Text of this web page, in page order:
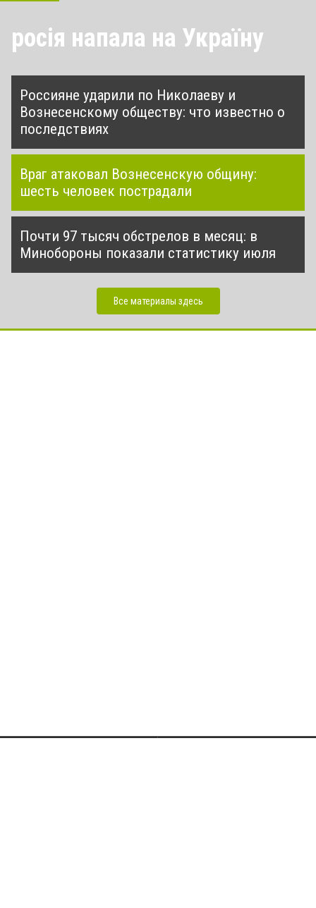
росія напала на Україну
Россияне ударили по Николаеву и
Вознесенскому обществу: что известно о
последствиях
Враг атаковал Вознесенскую общину:
шесть человек пострадали
Почти 97 тысяч обстрелов в месяц: в
Минобороны показали статистику июля
Все материалы здесь